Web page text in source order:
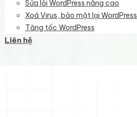
Sửa lỗi WordPress nâng cao
Xoá Virus, bảo mật lại WordPress
Tăng tốc WordPress
Liên hệ